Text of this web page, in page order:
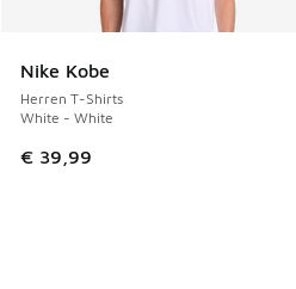
Nike Kobe
Herren T-Shirts
White - White
€ 39,99